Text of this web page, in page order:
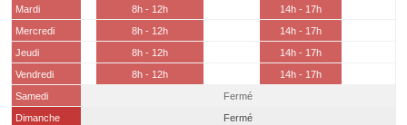
Mardi
8h - 12h
14h - 17h
Mercredi
8h - 12h
14h - 17h
Jeudi
8h - 12h
14h - 17h
Vendredi
8h - 12h
14h - 17h
Samedi
Fermé
Dimanche
Fermé